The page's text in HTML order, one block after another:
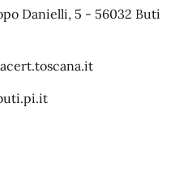
Danielli, 5 - 56032 Buti